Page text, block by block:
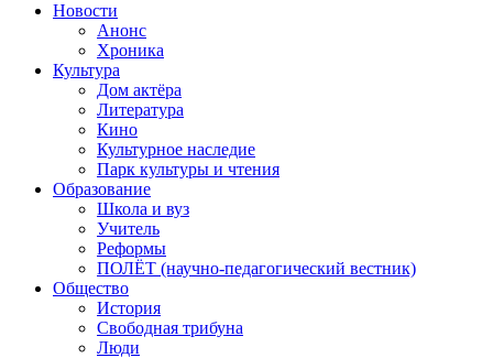
Новости
Анонс
Хроника
Культура
Дом актёра
Литература
Кино
Культурное наследие
Парк культуры и чтения
Образование
Школа и вуз
Учитель
Реформы
ПОЛЁТ (научно-педагогический вестник)
Общество
История
Свободная трибуна
Люди